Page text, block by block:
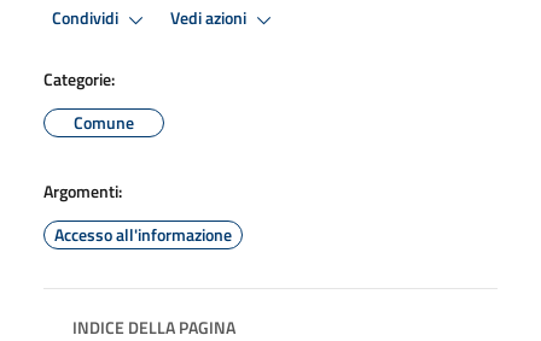
Condividi Vedi azioni
Categorie:
Comune
Argomenti:
Accesso all'informazione
INDICE DELLA PAGINA